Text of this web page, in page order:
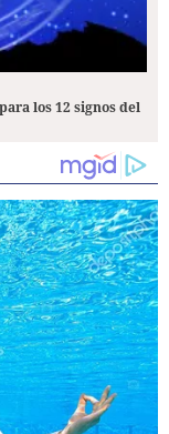
los 12 signos del